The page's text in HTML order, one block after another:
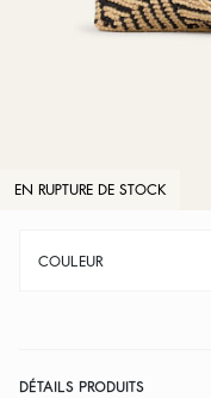
EN RUPTURE DE STOCK
COULEUR
DÉTAILS PRODUITS